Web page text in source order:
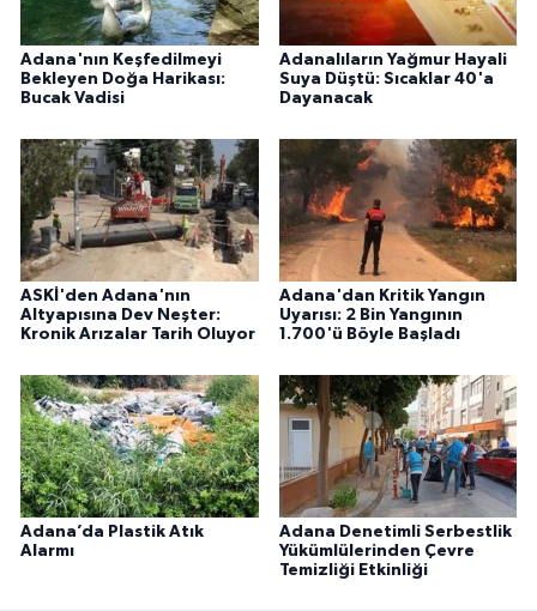
Adana'nın Keşfedilmeyi
Bekleyen Doğa Harikası:
Bucak Vadisi
Adanalıların Yağmur Hayali
Suya Düştü: Sıcaklar 40'a
Dayanacak
ASKİ'den Adana'nın
Altyapısına Dev Neşter:
Kronik Arızalar Tarih Oluyor
Adana'dan Kritik Yangın
Uyarısı: 2 Bin Yangının
1.700'ü Böyle Başladı
Adana’da Plastik Atık
Alarmı
Adana Denetimli Serbestlik
Yükümlülerinden Çevre
Temizliği Etkinliği